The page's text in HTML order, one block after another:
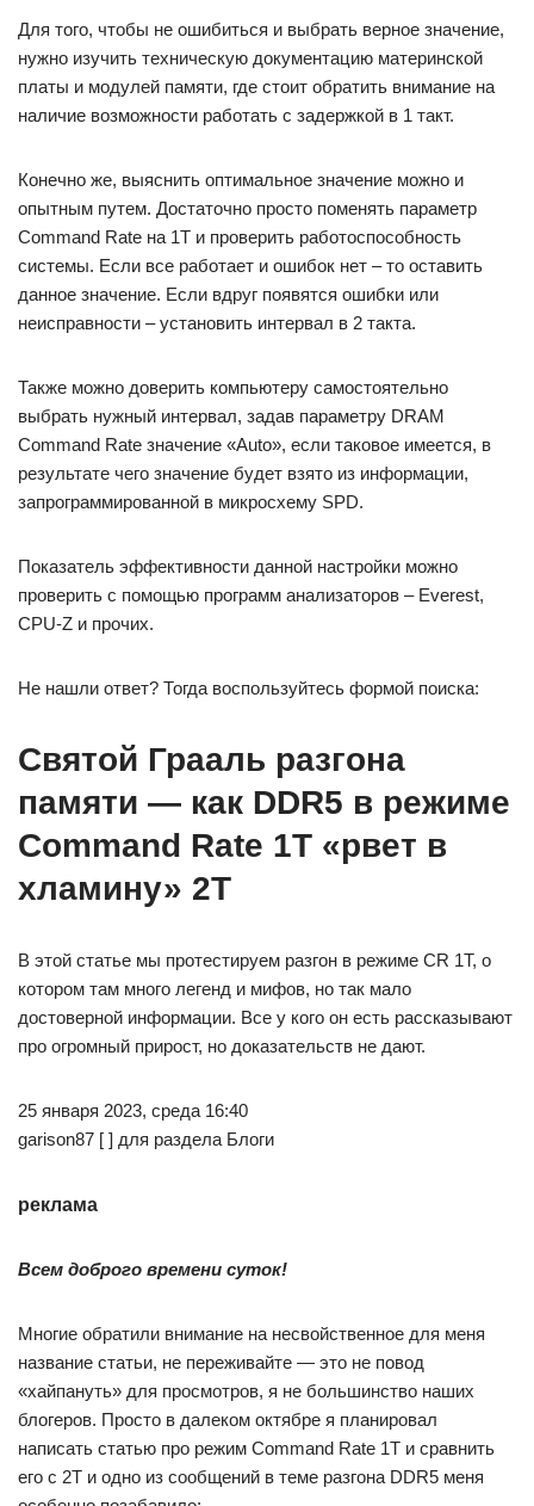
Для того, чтобы не ошибиться и выбрать верное значение,
нужно изучить техническую документацию материнской
платы и модулей памяти, где стоит обратить внимание на
наличие возможности работать с задержкой в 1 такт.
Конечно же, выяснить оптимальное значение можно и
опытным путем. Достаточно просто поменять параметр
Command Rate на 1T и проверить работоспособность
системы. Если все работает и ошибок нет – то оставить
данное значение. Если вдруг появятся ошибки или
неисправности – установить интервал в 2 такта.
Также можно доверить компьютеру самостоятельно
выбрать нужный интервал, задав параметру DRAM
Command Rate значение «Auto», если таковое имеется, в
результате чего значение будет взято из информации,
запрограммированной в микросхему SPD.
Показатель эффективности данной настройки можно
проверить с помощью программ анализаторов – Everest,
CPU-Z и прочих.
Не нашли ответ? Тогда воспользуйтесь формой поиска:
Святой Грааль разгона
памяти — как DDR5 в режиме
Command Rate 1T «рвет в
хламину» 2Т
В этой статье мы протестируем разгон в режиме CR 1T, о
котором там много легенд и мифов, но так мало
достоверной информации. Все у кого он есть рассказывают
про огромный прирост, но доказательств не дают.
25 января 2023, среда 16:40
garison87 [ ] для раздела Блоги
реклама
Всем доброго времени суток!
Многие обратили внимание на несвойственное для меня
название статьи, не переживайте — это не повод
«хайпануть» для просмотров, я не большинство наших
блогеров. Просто в далеком октябре я планировал
написать статью про режим Command Rate 1T и сравнить
его с 2T и одно из сообщений в теме разгона DDR5 меня